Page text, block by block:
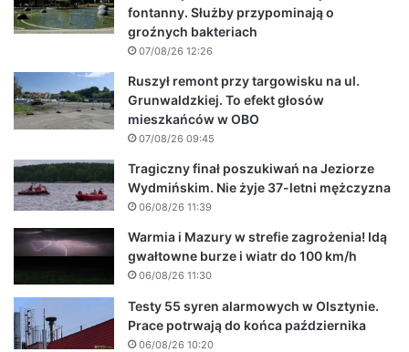
fontanny. Służby przypominają o
groźnych bakteriach
07/08/26 12:26
Ruszył remont przy targowisku na ul.
Grunwaldzkiej. To efekt głosów
mieszkańców w OBO
07/08/26 09:45
Tragiczny finał poszukiwań na Jeziorze
Wydmińskim. Nie żyje 37-letni mężczyzna
06/08/26 11:39
Warmia i Mazury w strefie zagrożenia! Idą
gwałtowne burze i wiatr do 100 km/h
06/08/26 11:30
Testy 55 syren alarmowych w Olsztynie.
Prace potrwają do końca października
06/08/26 10:20